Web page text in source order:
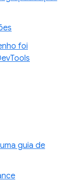
foi
guia de